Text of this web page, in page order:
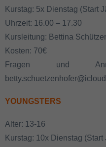
Kurstag: 5x Dienstag (Start
Uhrzeit: 16.00 – 17.30
Kursleitung: Bettina
Kosten: 70€
Fragen und
YOUNGSTERS
Alter: 13-16
Kurstag: 10x Dienstag (Start